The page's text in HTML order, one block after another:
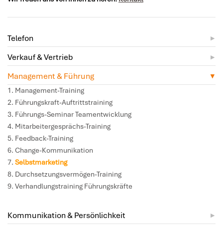
Telefon
Verkauf & Vertrieb
Management & Führung
Management-Training
Führungskraft-Auftrittstraining
Führungs-Seminar Teamentwicklung
Mitarbeitergesprächs-Training
Feedback-Training
Change-Kommunikation
Selbstmarketing
Durchsetzungsvermögen-Training
Verhandlungstraining Führungskräfte
Kommunikation & Persönlichkeit